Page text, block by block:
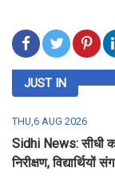
JUST IN
THU,6 AUG 2026
Sidhi News: सीधी
निरीक्षण, विद्यार्थियों